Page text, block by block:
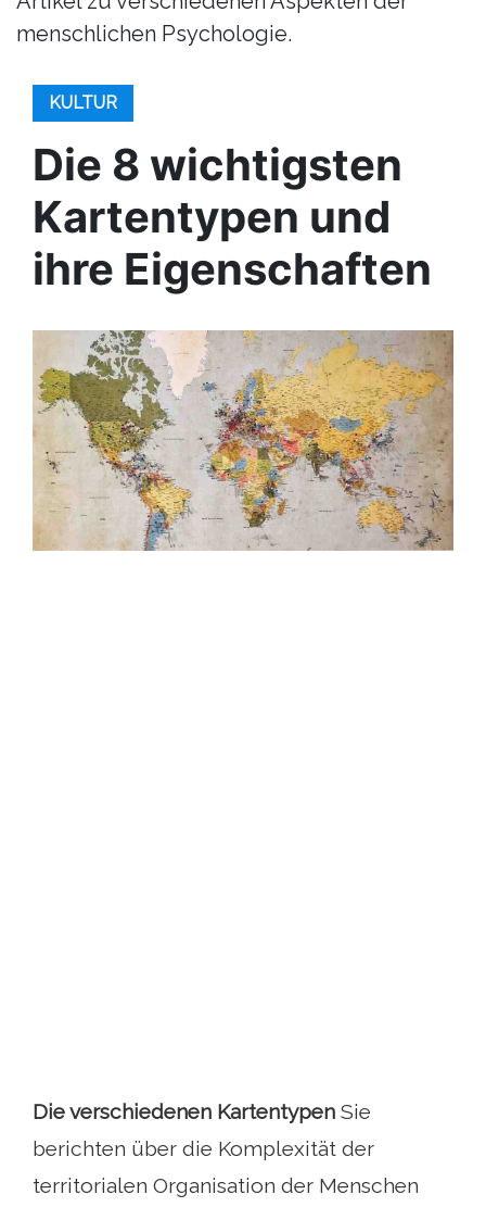
menschlichen Psychologie.
KULTUR
Die 8 wichtigsten
Kartentypen und
ihre Eigenschaften
Die verschiedenen Kartentypen Sie
berichten über die Komplexität der
territorialen Organisation der Menschen